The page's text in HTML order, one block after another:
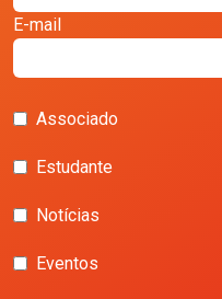
E-mail
Associado
Estudante
Notícias
Eventos